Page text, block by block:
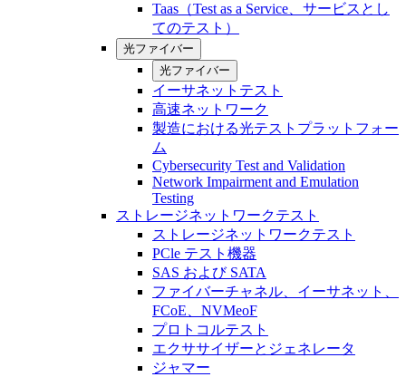
Taas（Test as a Service、サービスとし
てのテスト）
光ファイバー
光ファイバー
イーサネットテスト
高速ネットワーク
製造における光テストプラットフォー
ム
Cybersecurity Test and Validation
Network Impairment and Emulation
Testing
ストレージネットワークテスト
ストレージネットワークテスト
PCle テスト機器
SAS および SATA
ファイバーチャネル、イーサネット、
FCoE、NVMeoF
プロトコルテスト
エクササイザーとジェネレータ
ジャマー